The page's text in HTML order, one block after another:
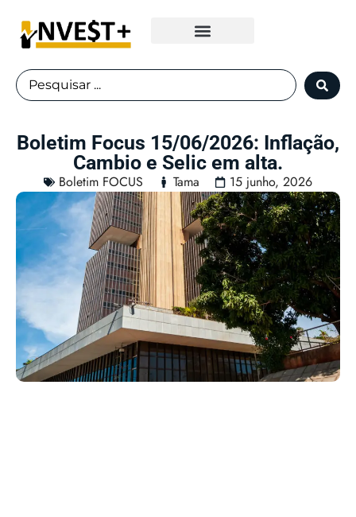
Boletim Focus 15/06/2026: Inflação,
Cambio e Selic em alta.
Boletim FOCUS Tama 15 junho, 2026